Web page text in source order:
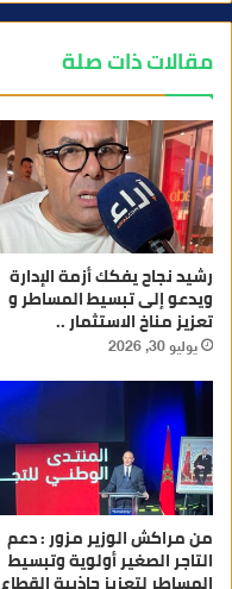
مقالات ذات صلة
رشيد نجاح يفكك أزمة الإدارة
ويدعو إلى تبسيط المساطر و
تعزيز مناخ الاستثمار ..
يوليو 30, 2026
من مراكش الوزير مزور : دعم
التاجر الصغير أولوية وتبسيط